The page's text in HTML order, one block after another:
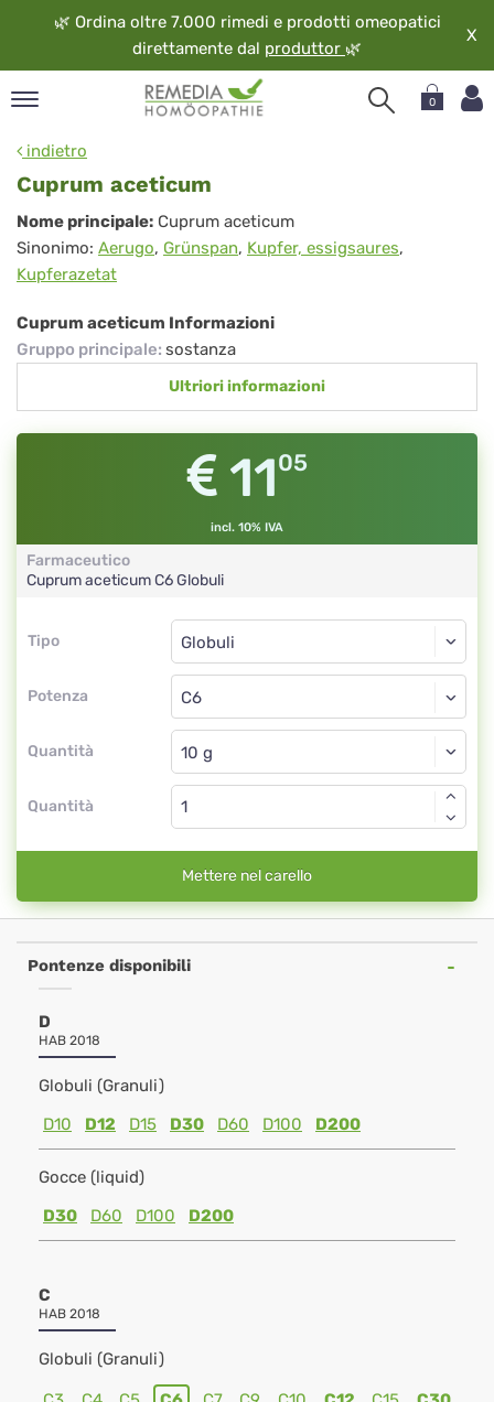
🌿 Ordina oltre 7.000 rimedi e prodotti omeopatici
direttamente dal produttor 🌿
X
0
indietro
Cuprum aceticum
Cuprum
aceticum
Nome principale: Cuprum aceticum
Sinonimo: Aerugo, Grünspan, Kupfer, essigsaures,
Kupferazetat
Cuprum aceticum Informazioni
Gruppo principale: sostanza
Ultriori informazioni
1105
incl. 10% IVA
Farmaceutico
Cuprum aceticumC6Globuli
Tipo
Tipo
Potenza
Globuli
C6
Quantità
Globuli
Quantità
Mettere nel carello
Pontenze disponibili
D
HAB 2018
Globuli (Granuli)
D10
D12 D15 D30 D60 D100 D200
Gocce (liquid)
D30
D60 D100 D200
C
HAB 2018
Globuli (Granuli)